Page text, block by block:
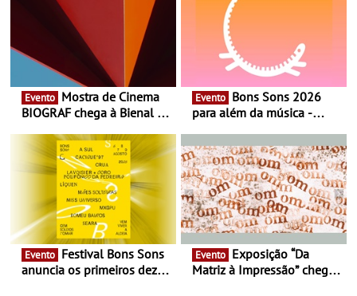
Evento
BIOGRAF chega à Bienal de
Documentário, ensaio
fílmico e práticas artísticas
Evento
para além da música -
percursos, oficinas,
atividades para toda a
família e muito mais
Evento
anuncia os primeiros dez
Evento
Matriz à Impressão” chega